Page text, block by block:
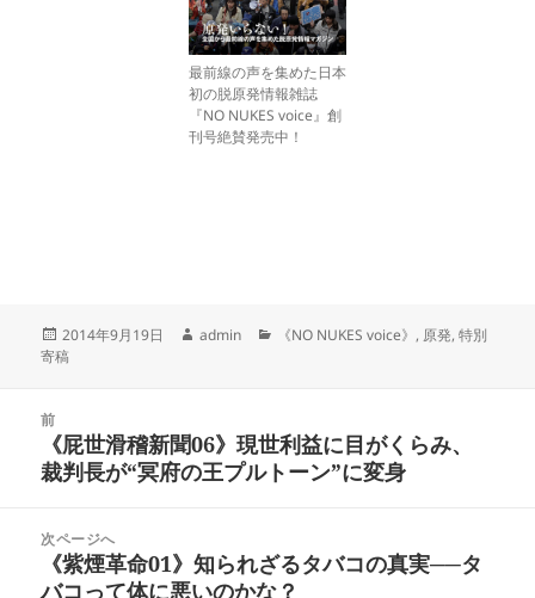
最前線の声を集めた日本
初の脱原発情報雑誌
『NO NUKES voice』創
刊号絶賛発売中！
投
稿
2014年9月19日
作
admin
カ《NO NUKES voice》 , 原発,特別
寄稿
前
前
の
稿:
《屁世滑稽新聞06》現世利益に目がくらみ、
裁判長が“冥府の王プルトーン”に変身
次ページへ
次
の
《紫煙革命01》知られざるタバコの真実──タ
バコって体に悪いのかな？